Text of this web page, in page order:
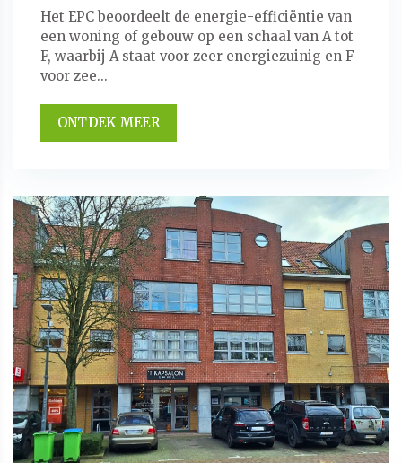
Het EPC beoordeelt de energie-efficiëntie van
een woning of gebouw op een schaal van A tot
F, waarbij A staat voor zeer energiezuinig en F
voor zee...
ONTDEK MEER